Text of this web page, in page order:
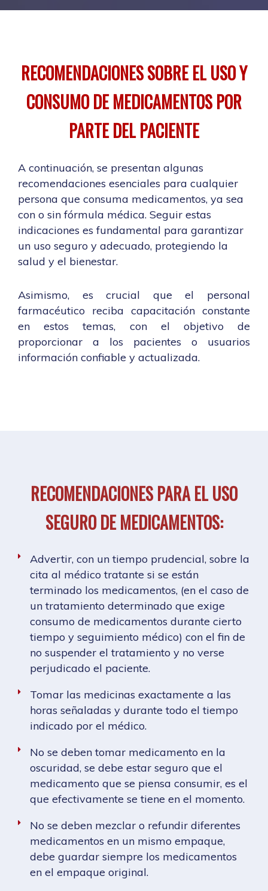
RECOMENDACIONES SOBRE EL USO Y
CONSUMO DE MEDICAMENTOS POR
PARTE DEL PACIENTE
A continuación, se presentan algunas
recomendaciones esenciales para cualquier
persona que consuma medicamentos, ya sea
con o sin fórmula médica. Seguir estas
indicaciones es fundamental para garantizar
un uso seguro y adecuado, protegiendo la
salud y el bienestar.
Asimismo, es crucial que el personal
farmacéutico reciba capacitación constante
en estos temas, con el objetivo de
proporcionar a los pacientes o usuarios
información confiable y actualizada.
RECOMENDACIONES PARA EL USO
SEGURO DE MEDICAMENTOS:
Advertir, con un tiempo prudencial, sobre la
cita al médico tratante si se están
terminado los medicamentos, (en el caso de
un tratamiento determinado que exige
consumo de medicamentos durante cierto
tiempo y seguimiento médico) con el fin de
no suspender el tratamiento y no verse
perjudicado el paciente.
Tomar las medicinas exactamente a las
horas señaladas y durante todo el tiempo
indicado por el médico.
No se deben tomar medicamento en la
oscuridad, se debe estar seguro que el
medicamento que se piensa consumir, es el
que efectivamente se tiene en el momento.
No se deben mezclar o refundir diferentes
medicamentos en un mismo empaque,
debe guardar siempre los medicamentos
en el empaque original.